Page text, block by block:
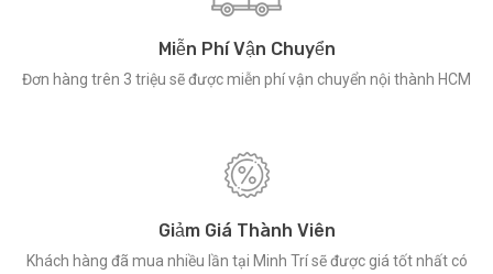
Miễn Phí Vận Chuyển
Đơn hàng trên 3 triệu sẽ được miễn phí vận chuyển nội thành HCM
Giảm Giá Thành Viên
Khách hàng đã mua nhiều lần tại Minh Trí sẽ được giá tốt nhất có